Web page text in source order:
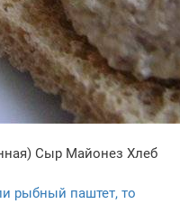
Сыр Майонез Хлеб
рыбный паштет, то